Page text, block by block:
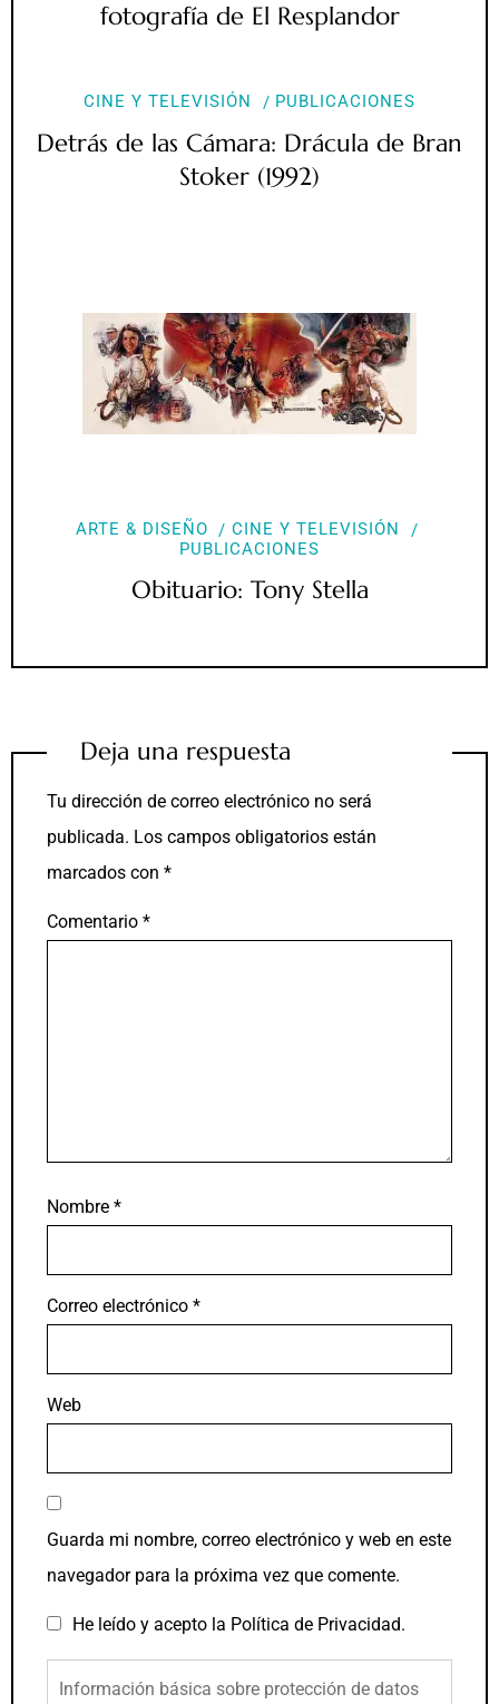
fotografía de El Resplandor
CINE Y TELEVISIÓN PUBLICACIONES
Detrás de las Cámara: Drácula de Bran
Stoker (1992)
ARTE & DISEÑO
CINE Y TELEVISIÓN
PUBLICACIONES
Obituario: Tony Stella
Deja una respuesta
Tu dirección de correo electrónico no será
publicada. Los campos obligatorios están
marcados con *
Comentario *
Nombre *
Correo electrónico *
Web
Guarda mi nombre, correo electrónico y web en este
navegador para la próxima vez que comente.
He leído y acepto la Política de Privacidad.
Información básica sobre protección de datos